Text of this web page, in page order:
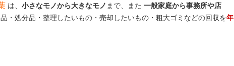
は、 小さなモノから大きなモノ まで、また 一般家庭から事務所や店
・処分品・整理したいもの・売却したいもの・粗大ゴミなどの回収を年